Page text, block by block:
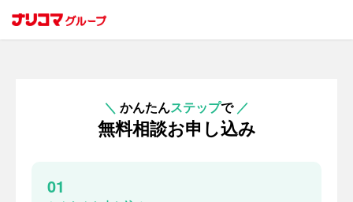
＼ かんたんステップで ／
無料相談お申し込み
01